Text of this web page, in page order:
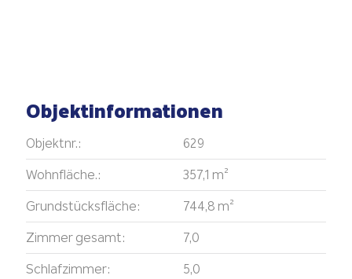
Objektinformationen
Objektnr.:
629
Wohnfläche.:
357,1 m²
Grundstücksfläche:
744,8 m²
Zimmer gesamt:
7,0
Schlafzimmer:
5,0